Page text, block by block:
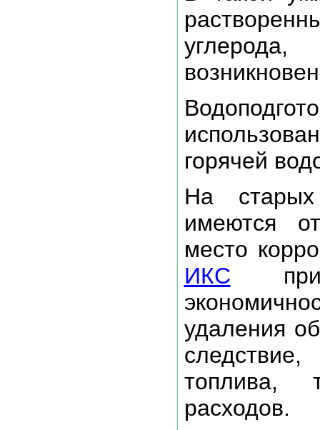
горячей
На
имеются
место
ИКС
удаления
топлива,
расходов.